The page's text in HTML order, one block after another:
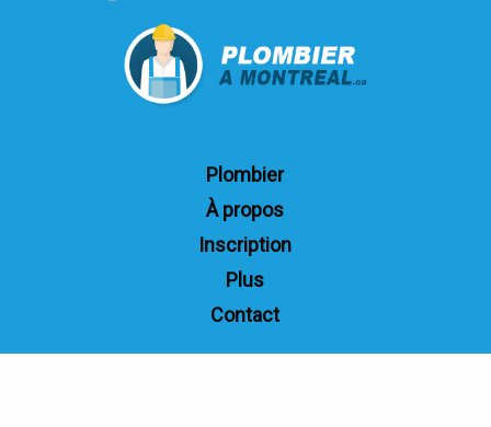
Plombier
À propos
Inscription
Plus
Contact